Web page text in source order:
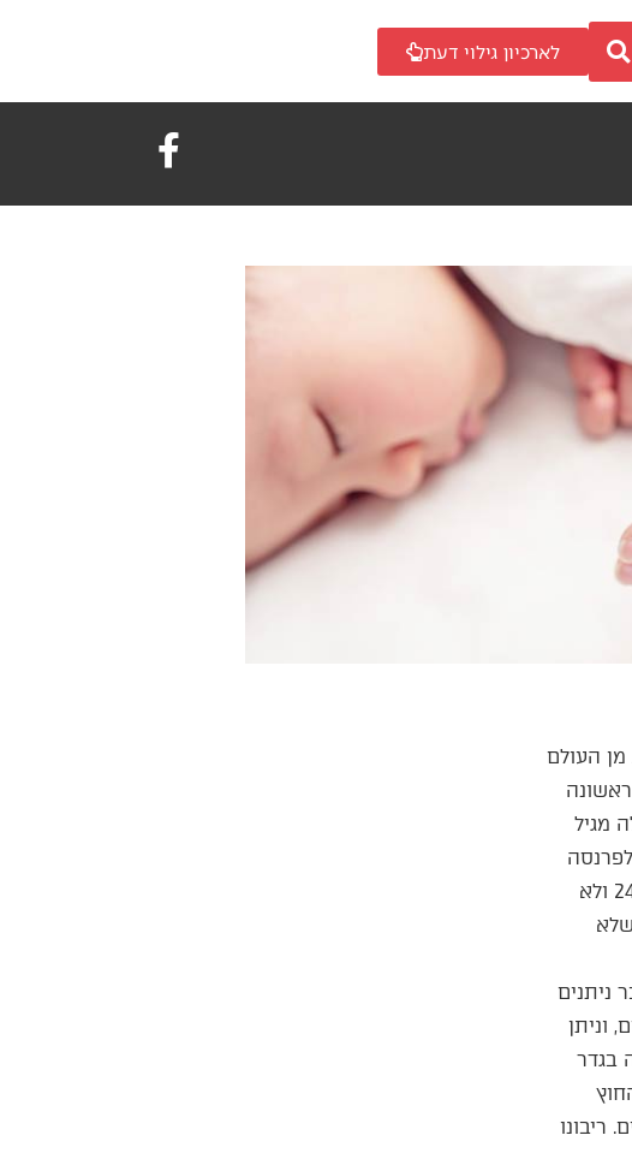
לארכיון גילוי דעת
העולם
מגיל
שאינה מתאימה לנערים צעירים. מצד שני היה צריך בית הדין לכפות את האדם לשאת אישה אם עבר את גיל 20 או 24 ולא
ניתנים
וניתן
הגבר רק תאי זרע בודדים, ואף אם הם פגומים. מה שהיה לפני 20 שנה בגדר
ריבונו